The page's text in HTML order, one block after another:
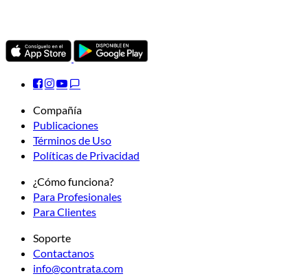
Compañía
Publicaciones
Términos de Uso
Políticas de Privacidad
¿Cómo funciona?
Para Profesionales
Para Clientes
Soporte
Contactanos
info@contrata.com